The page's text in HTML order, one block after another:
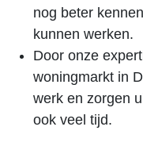
nog beter
kunnen werken.
Door onze
woningmarkt in
werk en zorgen
ook veel tijd.